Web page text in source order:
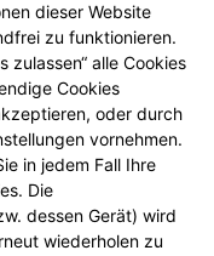
zur
sind
dieser Website
zu funktionieren.
zulassen“ alle Cookies
Cookies
oder durch
vornehmen.
in jedem Fall Ihre
Die
dessen Gerät) wird
wiederholen zu